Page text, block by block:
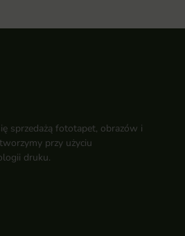
sprzedażą fototapet, obrazów i
przy użyciu
druku.